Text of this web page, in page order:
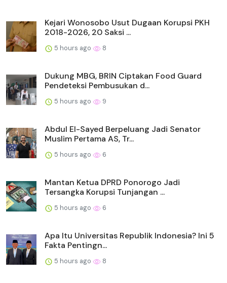
Kejari Wonosobo Usut Dugaan Korupsi PKH
2018-2026, 20 Saksi ...
5 hours ago 8
Dukung MBG, BRIN Ciptakan Food Guard
Pendeteksi Pembusukan d...
5 hours ago 9
Abdul El-Sayed Berpeluang Jadi Senator
Muslim Pertama AS, Tr...
5 hours ago 6
Mantan Ketua DPRD Ponorogo Jadi
Tersangka Korupsi Tunjangan ...
5 hours ago 6
Apa Itu Universitas Republik Indonesia? Ini 5
Fakta Pentingn...
5 hours ago 8